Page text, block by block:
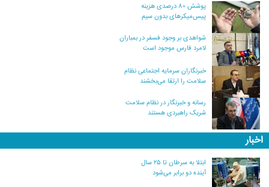
پوشش ۸۰ درصدی هزینه
پیس‌میکرهای بدون سیم
شواهدی بر وجود فسفر در بمباران
لامرد فارس موجود است
خبرنگاران سرمایه اجتماعی نظام
سلامت را ارتقا می‌بخشند
رسانه و خبرنگار در نظام سلامت
شریک راهبردی هستند
اخبار
ابتلا به سرطان تا ۲۵ سال
آینده دو برابر می‌شود